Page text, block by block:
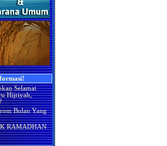
Selamat
Hijriyah,
Bulan Yang
RAMADHAN